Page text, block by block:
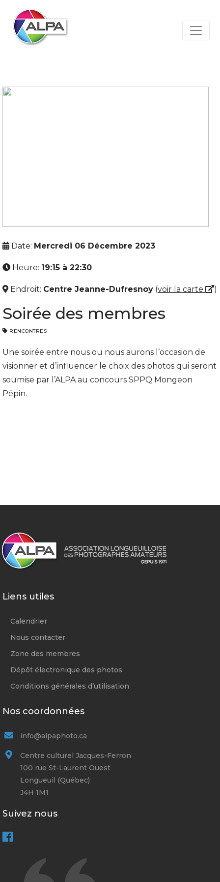
Soirée des membres
RENCONTRES
Une soirée entre nous ou nous aurons l’occasion de
visionner et d’influencer le choix des photos qui seront
soumise par l’ALPA au concours SPPQ Mongeon
Pépin.
Date: Mercredi 06 Décembre 2023
Heure: 19:15 à 22:30
Endroit: Centre Jeanne-Dufresnoy (voir la carte )
Liens utiles
Calendrier
Nous contacter
Zone des membres
Dépôt électronique des photos
Conditions générales d’utilisation
Nos coordonnées
info@alpaphoto.ca
Centre culturel Jacques-Ferron
100 rue St-Laurent Ouest
Longueuil (Québec)
J4H 1M1
Suivez nous